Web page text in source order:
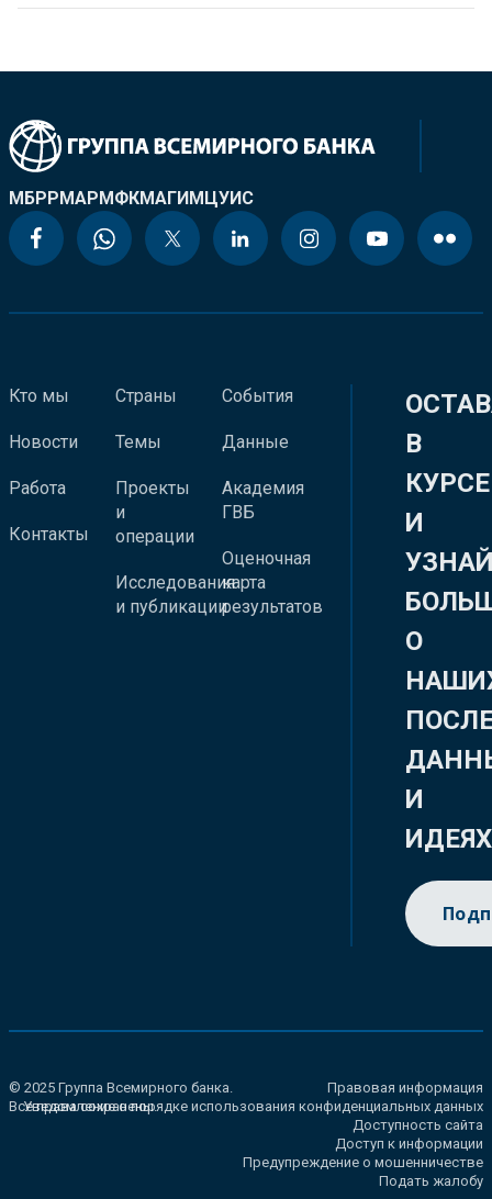
МБРРМАРМФКМАГИМЦУИС
Кто мы
Новости
Работа
Контакты
Страны
Темы
Проекты
и
операции
Исследования
и публикации
События
Данные
Академия
ГВБ
Оценочная
карта
результатов
В
КУРСЕ
И
О
И
ИДЕЯХ
© 2025 Группа Всемирного банка.
Все права сохранены.
Правовая информация
Уведомление о порядке использования конфиденциальных данных
Доступность сайта
Доступ к информации
Предупреждение о мошенничестве
Подать жалобу